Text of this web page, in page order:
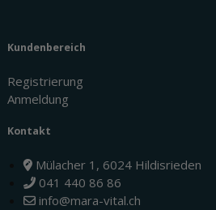
Kundenbereich
Registrierung
Anmeldung
Kontakt
Mülacher 1, 6024 Hildisrieden
041 440 86 86
info@mara-vital.ch